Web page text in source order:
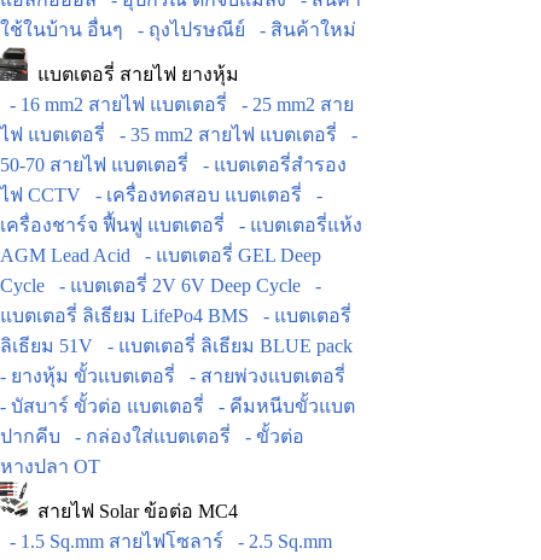
ใช้ในบ้าน อื่นๆ
- ถุงไปรษณีย์ - สินค้าใหม่
แบตเตอรี่ สายไฟ ยางหุ้ม
- 16 mm2 สายไฟ แบตเตอรี่
- 25 mm2 สาย
ไฟ แบตเตอรี่
- 35 mm2 สายไฟ แบตเตอรี่
-
50-70 สายไฟ แบตเตอรี่
- แบตเตอรี่สำรอง
ไฟ CCTV
- เครื่องทดสอบ แบตเตอรี่
-
เครื่องชาร์จ ฟื้นฟู แบตเตอรี่
- แบตเตอรี่แห้ง
AGM Lead Acid
- แบตเตอรี่ GEL Deep
Cycle
- แบตเตอรี่ 2V 6V Deep Cycle
-
แบตเตอรี่ ลิเธียม LifePo4 BMS
- แบตเตอรี่
ลิเธียม 51V
- แบตเตอรี่ ลิเธียม BLUE pack
- ยางหุ้ม ขั้วแบตเตอรี่
- สายพ่วงแบตเตอรี่
- บัสบาร์ ขั้วต่อ แบตเตอรี่
- คีมหนีบขั้วแบต
ปากคีบ
- กล่องใส่แบตเตอรี่
- ขั้วต่อ
หางปลา OT
สายไฟ Solar ข้อต่อ MC4
- 1.5 Sq.mm สายไฟโซลาร์
- 2.5 Sq.mm